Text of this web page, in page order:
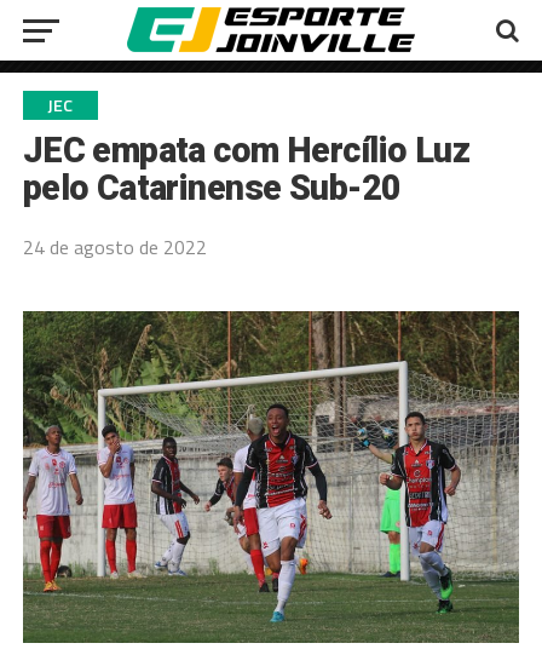
JEC
JEC empata com Hercílio Luz
pelo Catarinense Sub-20
24 de agosto de 2022